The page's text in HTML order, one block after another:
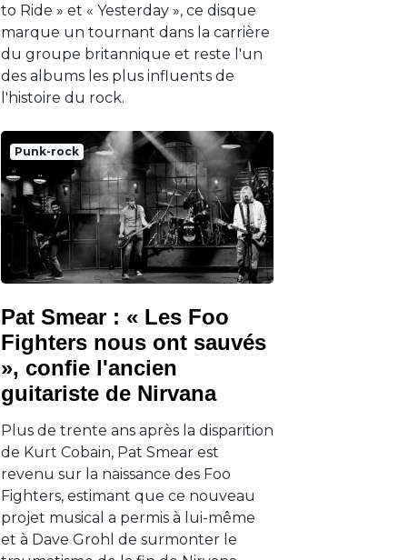
to Ride » et « Yesterday », ce disque
marque un tournant dans la carrière
du groupe britannique et reste l'un
des albums les plus influents de
l'histoire du rock.
Punk-rock
Pat Smear : « Les Foo
Fighters nous ont sauvés
», confie l'ancien
guitariste de Nirvana
Plus de trente ans après la disparition
de Kurt Cobain, Pat Smear est
revenu sur la naissance des Foo
Fighters, estimant que ce nouveau
projet musical a permis à lui-même
et à Dave Grohl de surmonter le